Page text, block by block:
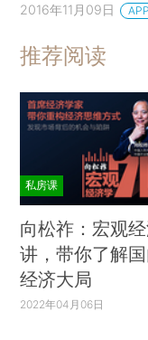
2016年11月09日
推荐阅读
私房课
向松祚：宏观
讲，带你了解
经济大局
2022年04月06日